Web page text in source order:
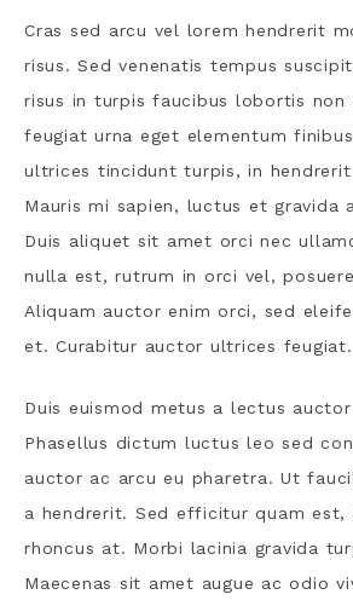
Cras sed arcu vel lorem hendrerit
risus. Sed venenatis tempus
risus in turpis faucibus lobortis non
feugiat urna eget elementum
ultrices tincidunt turpis, in
Mauris mi sapien, luctus et gravida
Duis aliquet sit amet orci nec
nulla est, rutrum in orci vel,
Aliquam auctor enim orci, sed
et. Curabitur auctor ultrices feugiat.
Duis euismod metus a lectus auctor
Phasellus dictum luctus leo sed
auctor ac arcu eu pharetra. Ut
a hendrerit. Sed efficitur quam est,
rhoncus at. Morbi lacinia gravida
Maecenas sit amet augue ac odio